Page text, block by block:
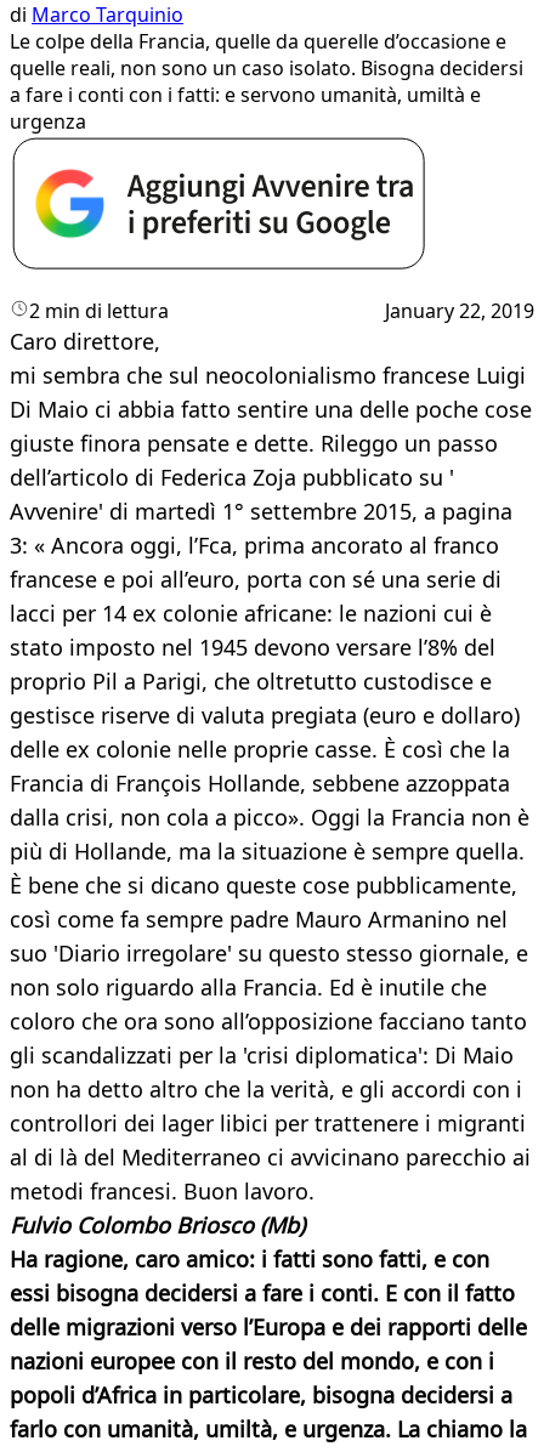
di Marco Tarquinio
Le colpe della Francia, quelle da querelle d’occasione e
quelle reali, non sono un caso isolato. Bisogna decidersi
a fare i conti con i fatti: e servono umanità, umiltà e
urgenza
2 min di lettura January 22, 2019
Caro direttore,
mi sembra che sul neocolonialismo francese Luigi
Di Maio ci abbia fatto sentire una delle poche cose
giuste finora pensate e dette. Rileggo un passo
dell’articolo di Federica Zoja pubblicato su '
Avvenire' di martedì 1° settembre 2015, a pagina
3: « Ancora oggi, l’Fca, prima ancorato al franco
francese e poi all’euro, porta con sé una serie di
lacci per 14 ex colonie africane: le nazioni cui è
stato imposto nel 1945 devono versare l’8% del
proprio Pil a Parigi, che oltretutto custodisce e
gestisce riserve di valuta pregiata (euro e dollaro)
delle ex colonie nelle proprie casse. È così che la
Francia di François Hollande, sebbene azzoppata
dalla crisi, non cola a picco». Oggi la Francia non è
più di Hollande, ma la situazione è sempre quella.
È bene che si dicano queste cose pubblicamente,
così come fa sempre padre Mauro Armanino nel
suo 'Diario irregolare' su questo stesso giornale, e
non solo riguardo alla Francia. Ed è inutile che
coloro che ora sono all’opposizione facciano tanto
gli scandalizzati per la 'crisi diplomatica': Di Maio
non ha detto altro che la verità, e gli accordi con i
controllori dei lager libici per trattenere i migranti
al di là del Mediterraneo ci avvicinano parecchio ai
metodi francesi. Buon lavoro.
Fulvio Colombo Briosco (Mb)
Ha ragione, caro amico: i fatti sono fatti, e con
essi bisogna decidersi a fare i conti. E con il fatto
delle migrazioni verso l’Europa e dei rapporti delle
nazioni europee con il resto del mondo, e con i
popoli d’Africa in particolare, bisogna decidersi a
farlo con umanità, umiltà, e urgenza. La chiamo la